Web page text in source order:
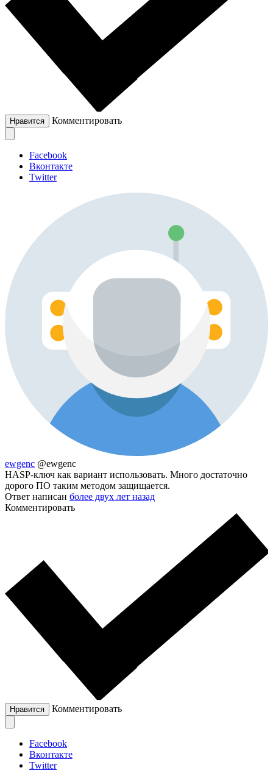
Нравится Комментировать
Facebook
Вконтакте
Twitter
ewgenc @ewgenc
HASP-ключ как вариант использовать. Много достаточно
дорого ПО таким методом защищается.
Ответ написан более двух лет назад
Комментировать
Нравится Комментировать
Facebook
Вконтакте
Twitter